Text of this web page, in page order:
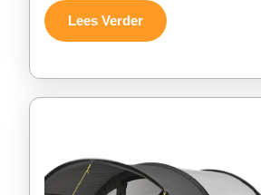
Lees VerderLees
Verder